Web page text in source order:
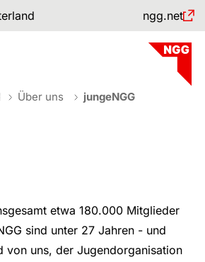
ngg.net
Über uns jungeNGG
etwa 180.000 Mitglieder
sind unter 27 Jahren - und
von uns, der Jugendorganisation